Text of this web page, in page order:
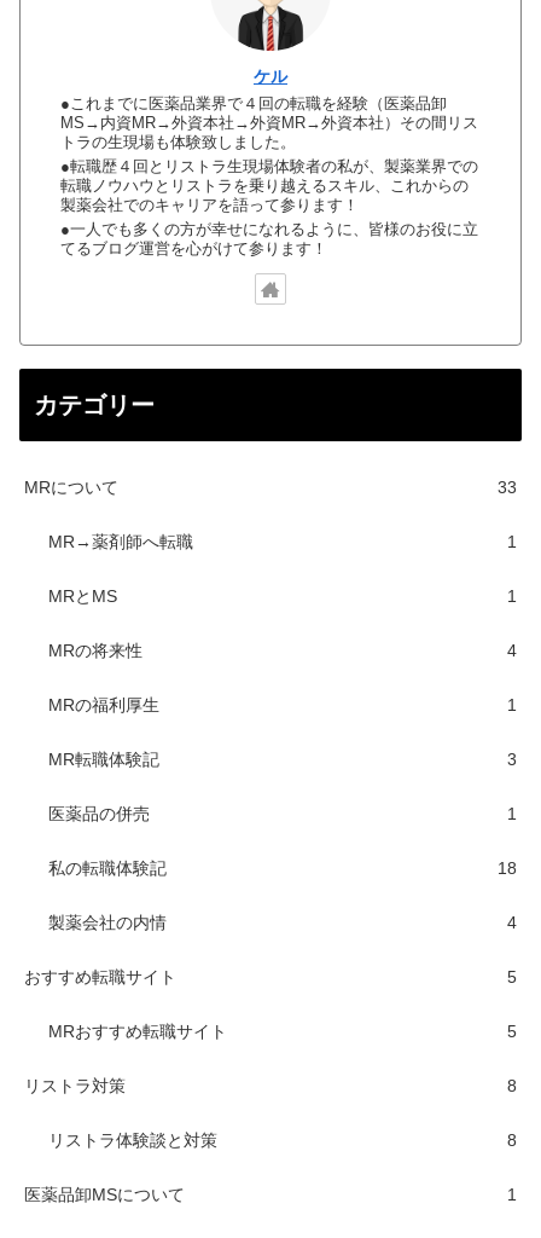
ケル
●これまでに医薬品業界で４回の転職を経験（医薬品卸
MS→内資MR→外資本社→外資MR→外資本社）その間リス
トラの生現場も体験致しました。
●転職歴４回とリストラ生現場体験者の私が、製薬業界での
転職ノウハウとリストラを乗り越えるスキル、これからの
製薬会社でのキャリアを語って参ります！
●一人でも多くの方が幸せになれるように、皆様のお役に立
てるブログ運営を心がけて参ります！
カテゴリー
MRについて 33
MR→薬剤師へ転職 1
MRとMS 1
MRの将来性 4
MRの福利厚生 1
MR転職体験記 3
医薬品の併売 1
私の転職体験記 18
製薬会社の内情 4
おすすめ転職サイト 5
MRおすすめ転職サイト 5
リストラ対策 8
リストラ体験談と対策 8
医薬品卸MSについて 1